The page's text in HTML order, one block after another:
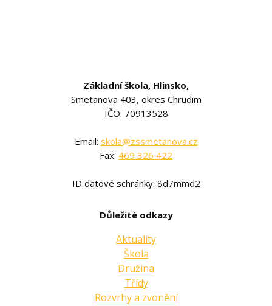
Základní škola, Hlinsko,
Smetanova 403, okres Chrudim
IČO: 70913528
Email: skola@zssmetanova.cz
Fax: 469 326 422
ID datové schránky: 8d7mmd2
Důležité odkazy
Aktuality
Škola
Družina
Třídy
Rozvrhy a zvonění